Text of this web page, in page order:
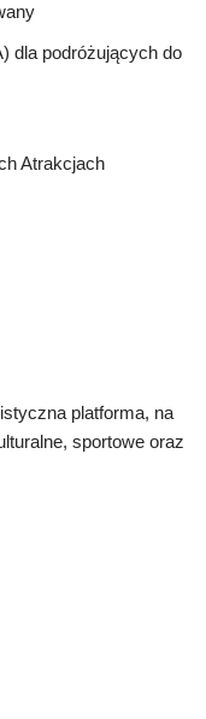
dla podróżujących do
Atrakcjach
platforma, na
sportowe oraz